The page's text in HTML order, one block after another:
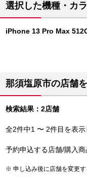
選択した機種・カ
iPhone 13 Pro Max
那須塩原市の店舗
検索結果：2店舗
全2件中1 〜 2件目を表
予約申込する店舗/購入商
申し込み後に店舗を変更す